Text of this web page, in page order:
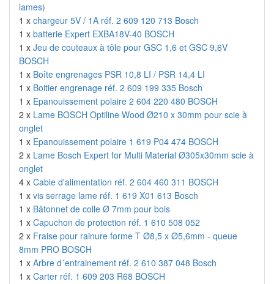
lames)
1 x chargeur 5V / 1A réf. 2 609 120 713 Bosch
1 x batterie Expert EXBA18V-40 BOSCH
1 x Jeu de couteaux à tôle pour GSC 1,6 et GSC 9,6V
BOSCH
1 x Boîte engrenages PSR 10,8 LI / PSR 14,4 LI
1 x Boitier engrenage réf. 2 609 199 335 Bosch
1 x Epanouissement polaire 2 604 220 480 BOSCH
2 x Lame BOSCH Optiline Wood Ø210 x 30mm pour scie à
onglet
1 x Epanouissement polaire 1 619 P04 474 BOSCH
2 x Lame Bosch Expert for Multi Material Ø305x30mm scie à
onglet
4 x Cable d'alimentation réf. 2 604 460 311 BOSCH
1 x vis serrage lame réf. 1 619 X01 613 Bosch
1 x Bâtonnet de colle Ø 7mm pour bois
1 x Capuchon de protection réf. 1 610 508 052
2 x Fraise pour rainure forme T Ø8,5 x Ø5,6mm - queue
8mm PRO BOSCH
1 x Arbre d´entrainement réf. 2 610 387 048 Bosch
1 x Carter réf. 1 609 203 R68 BOSCH